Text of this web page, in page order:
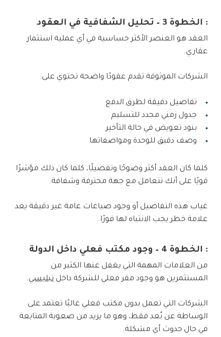
: الخطوة 3 – تحليل الشفافية في العقود
العقد هو العنصر الأكثر حساسية في أي عملية استثمار
عقاري.
الشركات الموثوقة تقدم عقودًا واضحة تحتوي على:
تفاصيل دقيقة لطرق الدفع
جدول زمني محدد للتسليم
بنود تعويض في حالة التأخير
وصف دقيق للوحدة ومواصفاتها
كلما كان العقد أكثر وضوحًا وتفصيلًا، كلما كان ذلك مؤشرًا
قويًا على أنك تتعامل مع جهة محترفة وشفافة.
غياب هذه التفاصيل أو وجود صياغات عامة غير دقيقة يعد
علامة خطر يجب الانتباه لها فورًا.
: الخطوة 4 – وجود مكتب فعلي داخل الدولة
من العلامات المهمة التي يغفل عنها الكثير من
المستثمرين هو وجود مقر فعلي للشركة داخلتبليسي.
الشركات التي تعمل بدون مكتب فعلي غالبًا تعتمد على
الوساطة عن بُعد فقط، وهو ما يزيد من صعوبة المتابعة
في حال حدوث أي مشكلة.